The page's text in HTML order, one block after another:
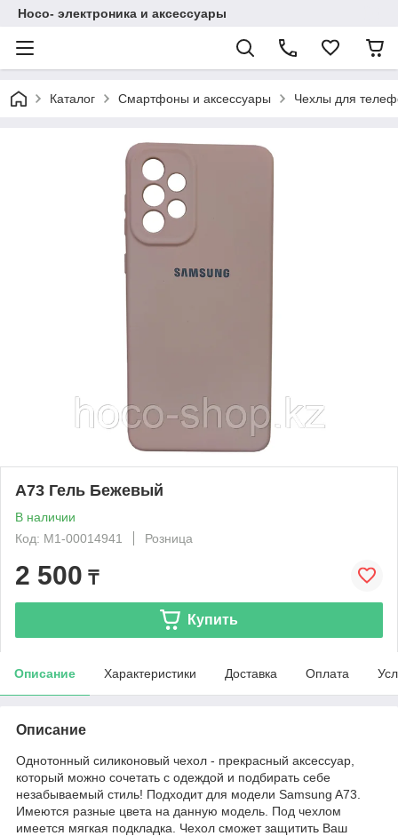
Hoco- электроника и аксессуары
Каталог Смартфоны и аксессуары Чехлы для
A73 Гель Бежевый
В наличии
Код: М1-00014941
Розница
2 500 ₸
Купить
Описание Характеристики Доставка Оплата
Описание
Однотонный силиконовый чехол - прекрасный аксессуар,
который можно сочетать с одеждой и подбирать себе
незабываемый стиль! Подходит для модели Samsung A73.
Имеются разные цвета на данную модель. Под чехлом
имеется мягкая подкладка. Чехол сможет защитить Ваш